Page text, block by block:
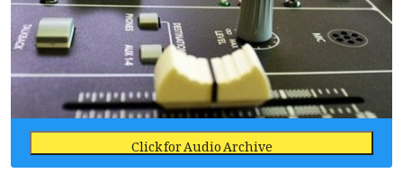
Click for Audio Archive